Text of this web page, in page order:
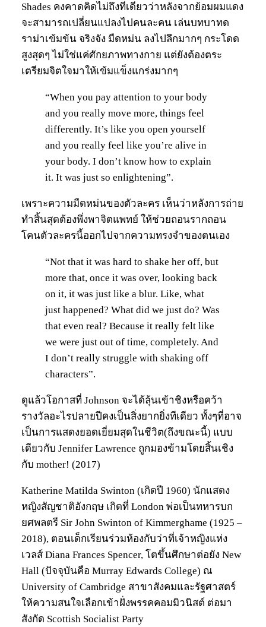
Shades คงคาดคิดไม่ถึงทีเดียวว่าหลังจากย้อมผมแดง
จะสามารถเปลี่ยนแปลงไปคนละคน เล่นบทบาทด
ราม่าเข้มข้น จริงจัง มืดหม่น ลงไปลึกมากๆ กระโดด
สูงสุดๆ ไม่ใช่แค่ศักยภาพทางกาย แต่ยังต้องตระ
เตรียมจิตใจมาให้เข้มแข็งแกร่งมากๆ
“When you pay attention to your body
and you really move more, things feel
differently. It’s like you open yourself
and you really feel like you’re alive in
your body. I don’t know how to explain
it. It was just so enlightening”.
เพราะความมืดหม่นของตัวละคร เห็นว่าหลังการถ่าย
ทำสิ้นสุดต้องพึ่งพาจิตแพทย์ ให้ช่วยถอนรากถอน
โคนตัวละครนี้ออกไปจากความทรงจำของตนเอง
“Not that it was hard to shake her off, but
more that, once it was over, looking back
on it, it was just like a blur. Like, what
just happened? What did we just do? Was
that even real? Because it really felt like
we were just out of time, completely. And
I don’t really struggle with shaking off
characters”.
ดูแล้วโอกาสที่ Johnson จะได้ลุ้นเข้าชิงหรือคว้า
รางวัลอะไรปลายปีคงเป็นสิ่งยากยิ่งทีเดียว ทั้งๆที่อาจ
เป็นการแสดงยอดเยี่ยมสุดในชีวิต(ถึงขณะนี้) แบบ
เดียวกับ Jennifer Lawrence ถูกมองข้ามโดยสิ้นเชิง
กับ mother! (2017)
Katherine Matilda Swinton (เกิดปี 1960) นักแสดง
หญิงสัญชาติอังกฤษ เกิดที่ London พ่อเป็นทหารบก
ยศพลตรี Sir John Swinton of Kimmerghame (1925 –
2018), ตอนเด็กเรียนร่วมห้องกับว่าที่เจ้าหญิงแห่ง
เวลส์ Diana Frances Spencer, โตขึ้นศึกษาต่อยัง New
Hall (ปัจจุบันคือ Murray Edwards College) ณ
University of Cambridge สาขาสังคมและรัฐศาสตร์
ให้ความสนใจเลือกเข้าฝั่งพรรคคอมมิวนิสต์ ต่อมา
สังกัด Scottish Socialist Party